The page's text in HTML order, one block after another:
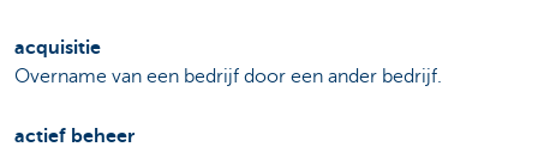
acquisitie
Overname van een bedrijf door een ander bedrijf.
actief beheer